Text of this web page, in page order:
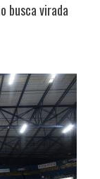
busca virada